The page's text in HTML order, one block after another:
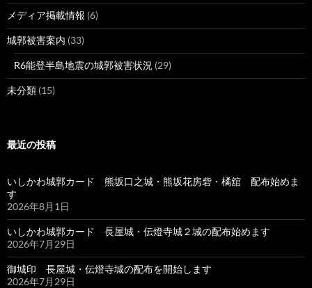
メディア掲載情報 (6)
城郭被害案内 (33)
R6能登半島地震の城郭被害状況 (29)
未分類 (15)
最近の投稿
いしかわ城郭カード 熊坂口之城・熊坂花房砦・橘舘 配布始めま
す
2026年8月1日
いしかわ城郭カード 長屋城・伝燈寺城２城の配布始めます
2026年7月29日
御城印 長屋城・伝燈寺城の配布を開始します
2026年7月29日